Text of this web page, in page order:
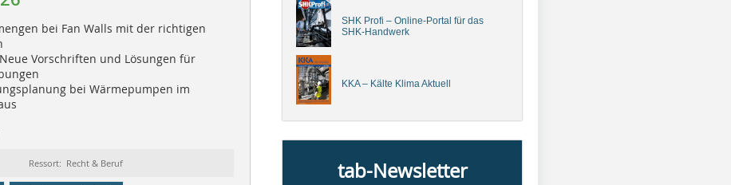
bei Fan Walls mit der richtigen
Neue Vorschriften und Lösungen für
bei Wärmepumpen im
Ressort: Recht & Beruf
SHK Profi – Online-Portal für das
SHK-Handwerk
KKA – Kälte Klima Aktuell
tab-Newsletter